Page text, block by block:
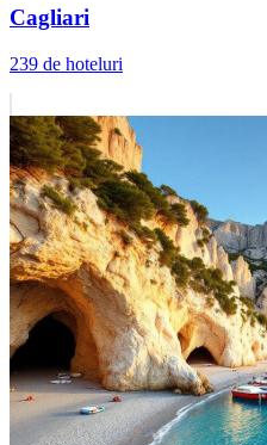
Cagliari
239 de hoteluri